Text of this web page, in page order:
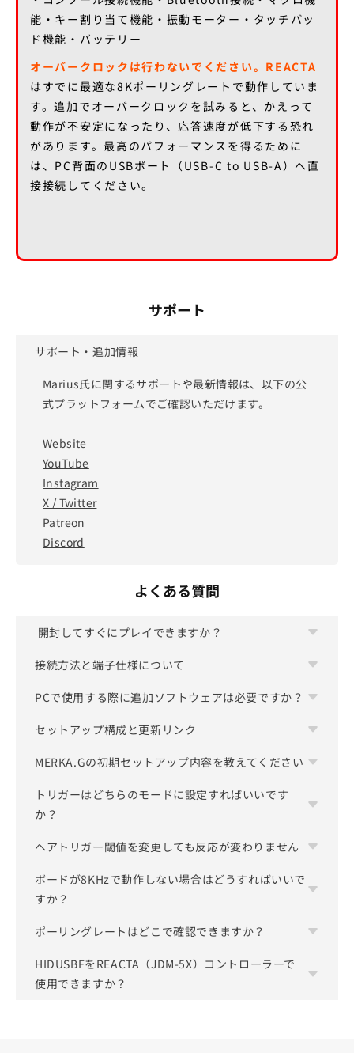
能・キー割り当て機能・振動モーター・タッチパッ
ド機能・バッテリー
オーバークロックは行わないでください。REACTA
はすでに最適な8Kポーリングレートで動作していま
す。追加でオーバークロックを試みると、かえって
動作が不安定になったり、応答速度が低下する恐れ
があります。最高のパフォーマンスを得るために
は、PC背面のUSBポート（USB-C to USB-A）へ直
接接続してください。
サポート
サポート・追加情報
Marius氏に関するサポートや最新情報は、以下の公
式プラットフォームでご確認いただけます。
Website
YouTube
Instagram
X / Twitter
Patreon
Discord
よくある質問
開封してすぐにプレイできますか？
はい、開封してすぐにお使いいただけます。出荷前
施しています。
好みに合わせてhttps://setup.mariusheier.com か
接続方法と端子仕様について
REACTAボードは入力精度を最優先した設計のた
す。
to USB-Aでは正常に動作しない場合があります。
・ 動作が不安定な場合は、USB-C to USB-Cをご利
・ USBハブや前面USBポートは使用せず、PC背面の
I/Oポートへ直接接続してください。
※USB制御仕様により、認識不良・接続不安定・ポ
※製品不良ではありません。
PCで使用する際に追加ソフトウェアは必要ですか？
不要です。REACTA（JDM-5X）はPS4と同じフォー
ではありません。PC専用設計のため、DS4-
Windowsなどの追加ソフトウェアなしでプラグアン
ドプレイでお使いいただけます。
セットアップ構成と更新リンク
セットアップや再調整、ボタンの再マッピングを行
セットアップ：
https://setup.mariusheier.com/
最新のファームウェアやアップデート情報について
は、Mariusさんの公式チャンネルをご利用くださ
ファームウェア更新ページ：
https://update.mariusheier.com/
MERKA.Gの初期セットアップ内容を教えてください
スティック設定
内側デッドゾーン：1 ～ 2%
外側デッドゾーンを上げることで、真円度エラー率
を純正品に近い範囲に抑え、対角線方向の動作が鈍
詳細モードにて各基本方向（上下左右）が最大値に
ーにより異なります）
トリガーはどちらのモードに設定すればいいです
か？
すべてのREACTA（JDM-5X）搭載コントローラーに
ストックトリガー・クリックトリガーどちらの場合
も同様です。
を選択しないでください。誤ってスキップした場合
も、セットアップを再実行することで修正できま
ヘアトリガー閾値を変更しても反応が変わりません
REACTA（JDM-5X）では、ヘアトリガー閾値のスラ
イダーが期待どおりに動作しません。
にしています。
ボードが8KHzで動作しない場合はどうすればいいで
すか？
まず以下をご確認ください。
セットアップ設定：ポーリングレートスライダーが
リセットされていないか確認し、キャリブレーショ
ポーリングレートはどこで確認できますか？
https://tools.mariusheier.comのDEEPPOLLツール
をご利用ください。
HIDUSBFをREACTA（JDM-5X）コントローラーで
使用できますか？